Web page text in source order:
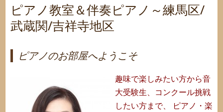
ピアノ教室＆伴奏ピアノ～練馬区/
武蔵関/吉祥寺地区
ピアノのお部屋へようこそ
趣味で楽しみたい方から音
大受験生、コンクール挑戦
したい方まで、 ピアノ・楽